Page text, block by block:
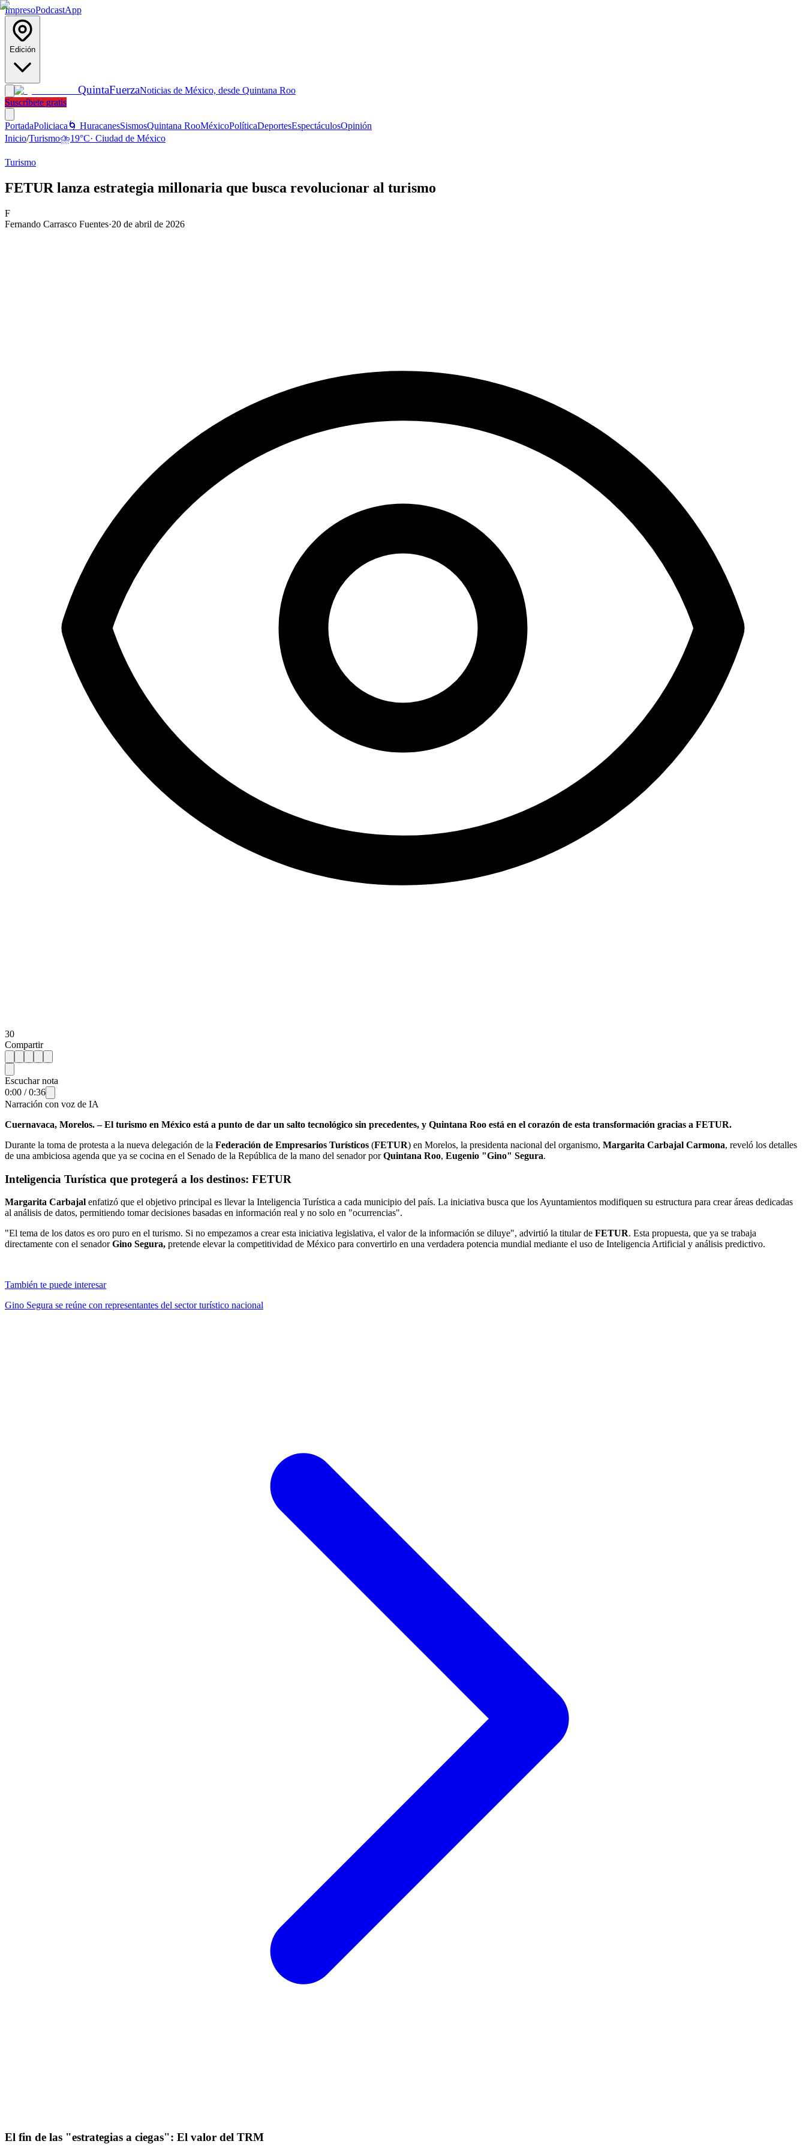
ImpresoPodcastApp
Edición
QuintaFuerzaNoticias de México, desde Quintana Roo
Suscríbete gratis
PortadaPoliciaca 🌀 HuracanesSismosQuintana RooMéxicoPolíticaDeportesEspectáculosOpinión
Inicio/Turismo⛈️19°C· Ciudad de México
Turismo
FETUR lanza estrategia millonaria que busca revolucionar al turismo
F
Fernando Carrasco Fuentes·20 de abril de 2026
30
Compartir
Escuchar nota
0:00 /0:36
Narración con voz de IA
Cuernavaca, Morelos. – El turismo en México está a punto de dar un salto tecnológico sin precedentes, y Quintana Roo está en el corazón de esta transformación gracias a FETUR.
Durante la toma de protesta a la nueva delegación de la Federación de Empresarios Turísticos (FETUR) en Morelos, la presidenta nacional del organismo, Margarita Carbajal Carmona, reveló los detalles
de una ambiciosa agenda que ya se cocina en el Senado de la República de la mano del senador porQuintana Roo, Eugenio "Gino" Segura.
Inteligencia Turística que protegerá a los destinos: FETUR
Margarita Carbajal enfatizó que el objetivo principal es llevar la Inteligencia Turística a cada municipio del país. La iniciativa busca que los Ayuntamientos modifiquen su estructura para crear áreas dedicadas
al análisis de datos, permitiendo tomar decisiones basadas en información real y no solo en "ocurrencias".
"El tema de los datos es oro puro en el turismo. Si no empezamos a crear esta iniciativa legislativa, el valor de la información se diluye", advirtió la titular de FETUR. Esta propuesta, que ya se trabaja
directamente con el senadorGino Segura, pretende elevar la competitividad de México para convertirlo en una verdadera potencia mundial mediante el uso de Inteligencia Artificial y análisis predictivo.
También te puede interesar
⁠Gino Segura se reúne con representantes del sector turístico nacional
El fin de las "estrategias a ciegas": El valor del TRM